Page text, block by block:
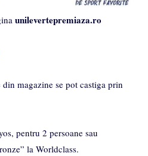
unilevertepremiaza.ro
magazine se pot castiga prin
pentru 2 persoane sau
la Worldclass.